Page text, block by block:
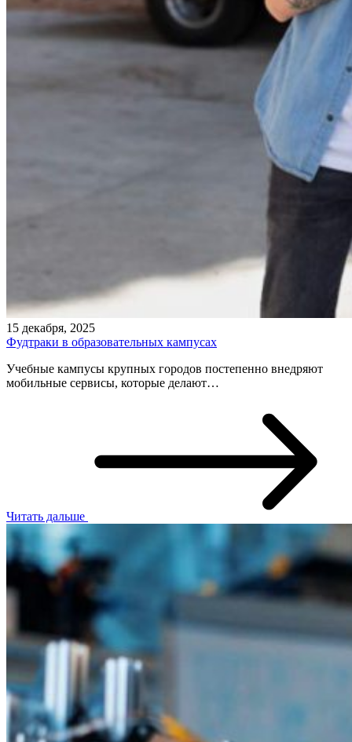
15 декабря, 2025
Фудтраки в образовательных кампусах
Учебные кампусы крупных городов постепенно внедряют
мобильные сервисы, которые делают…
Читать дальше